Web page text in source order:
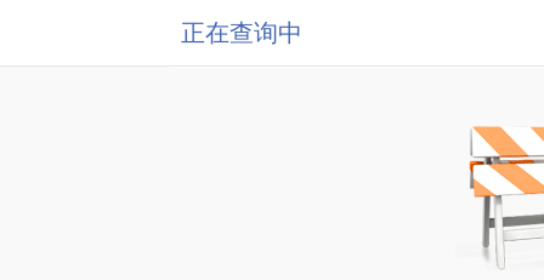
正在查询中